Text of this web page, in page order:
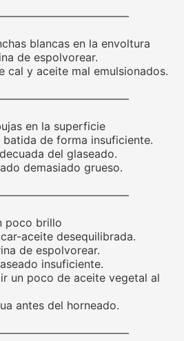
blancas en la envoltura
de espolvorear.
cal y aceite mal emulsionados.
en la superficie
batida de forma insuficiente.
del glaseado.
demasiado grueso.
poco brillo
aceite desequilibrada.
de espolvorear.
insuficiente.
un poco de aceite vegetal al
antes del horneado.